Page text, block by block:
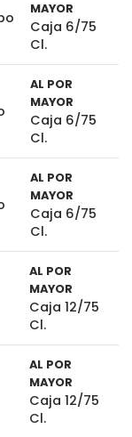
MAYOR
Caja 6/75
Cl.
AL POR
MAYOR
Caja 6/75
Cl.
AL POR
MAYOR
Caja 6/75
Cl.
AL POR
MAYOR
Caja 12/75
Cl.
AL POR
MAYOR
Caja 12/75
Cl.